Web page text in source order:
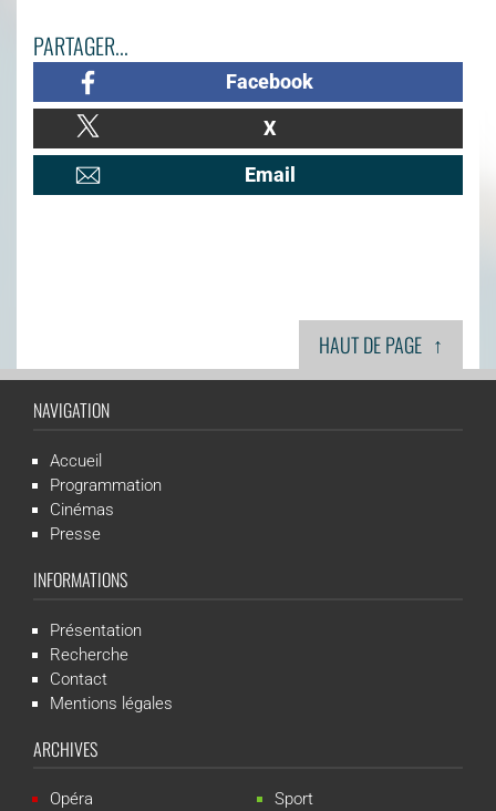
PARTAGER...
Facebook
X
Email
HAUT DE PAGE ↑
NAVIGATION
Accueil
Programmation
Cinémas
Presse
INFORMATIONS
Présentation
Recherche
Contact
Mentions légales
ARCHIVES
Opéra Sport